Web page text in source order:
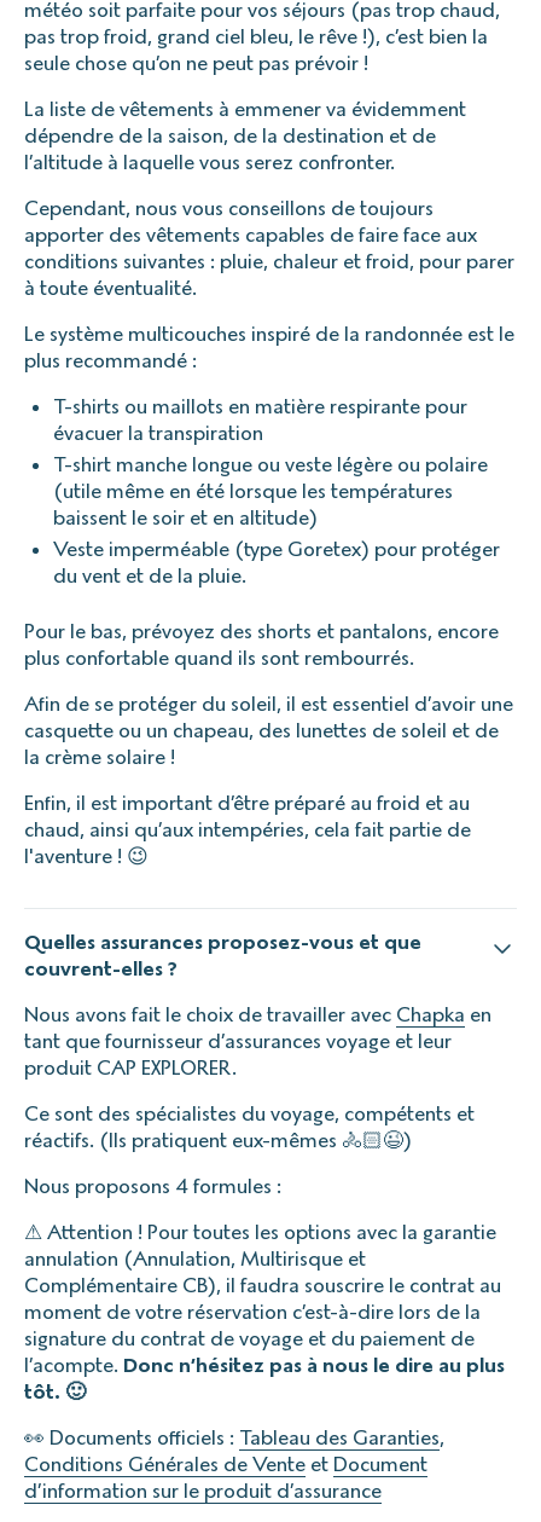
météo soit parfaite pour vos séjours (pas trop chaud,
pas trop froid, grand ciel bleu, le rêve !), c’est bien la
seule chose qu’on ne peut pas prévoir !
La liste de vêtements à emmener va évidemment
dépendre de la saison, de la destination et de
l’altitude à laquelle vous serez confronter.
Cependant, nous vous conseillons de toujours
apporter des vêtements capables de faire face aux
conditions suivantes : pluie, chaleur et froid, pour parer
à toute éventualité.
Le système multicouches inspiré de la randonnée est le
plus recommandé :
T-shirts ou maillots en matière respirante pour
évacuer la transpiration
T-shirt manche longue ou veste légère ou polaire
(utile même en été lorsque les températures
baissent le soir et en altitude)
Veste imperméable (type Goretex) pour protéger
du vent et de la pluie.
Pour le bas, prévoyez des shorts et pantalons, encore
plus confortable quand ils sont rembourrés.
Afin de se protéger du soleil, il est essentiel d’avoir une
casquette ou un chapeau, des lunettes de soleil et de
la crème solaire !
Enfin, il est important d’être préparé au froid et au
chaud, ainsi qu’aux intempéries, cela fait partie de
l'aventure ! 😉
Quelles assurances proposez-vous et que
couvrent-elles ?
Nous avons fait le choix de travailler avec Chapka en
tant que fournisseur d’assurances voyage et leur
produit CAP EXPLORER.
Ce sont des spécialistes du voyage, compétents et
réactifs. (Ils pratiquent eux-mêmes 🚴🏻😉)
Nous proposons 4 formules :
⚠ Attention ! Pour toutes les options avec la garantie
annulation (Annulation, Multirisque et
Complémentaire CB), il faudra souscrire le contrat au
moment de votre réservation c’est-à-dire lors de la
signature du contrat de voyage et du paiement de
l’acompte. Donc n’hésitez pas à nous le dire au plus
tôt. 🙂
👀 Documents officiels : Tableau des Garanties,
Conditions Générales de Vente et Document
d’information sur le produit d’assurance